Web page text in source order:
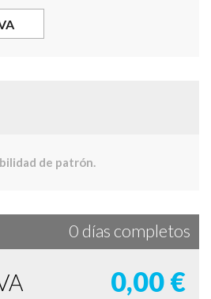
de patrón.
0 días completos
0,00 €